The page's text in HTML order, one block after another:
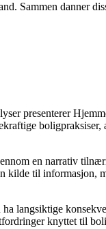
Sammen danner
presenterer
boligpraksiser,
en narrativ
kilde til informasjon,
langsiktige
knyttet til